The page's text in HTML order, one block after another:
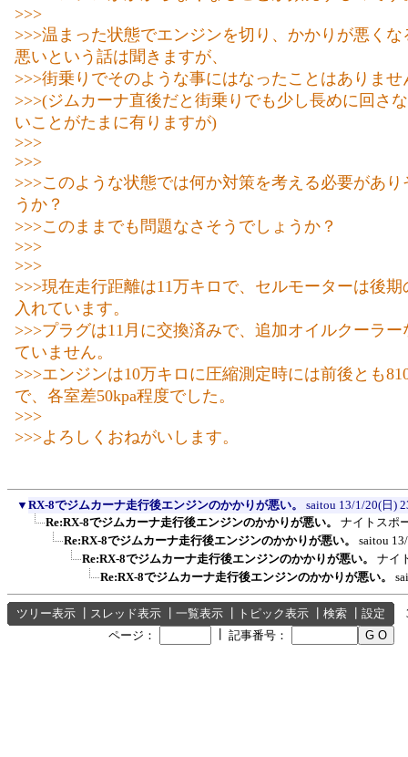
>>>
>>>温まった状態でエンジンを切り、かかりが悪くな
悪いという話は聞きますが、
>>>街乗りでそのような事にはなったことはありませ
>>>(ジムカーナ直後だと街乗りでも少し長めに回さ
いことがたまに有りますが)
>>>
>>>
>>>このような状態では何か対策を考える必要があり
うか？
>>>このままでも問題なさそうでしょうか？
>>>
>>>
>>>現在走行距離は11万キロで、セルモーターは後
入れています。
>>>プラグは11月に交換済みで、追加オイルクーラ
ていません。
>>>エンジンは10万キロに圧縮測定時には前後とも
で、各室差50kpa程度でした。
>>>
>>>よろしくおねがいします。
▼ RX-8でジムカーナ走行後エンジンのかかりが悪い。 saitou 13/1/20(日)
Re:RX-8でジムカーナ走行後エンジンのかかりが悪い。
ナイトスポ
Re:RX-8でジムカーナ走行後エンジンのかかりが悪い。
saitou
Re:RX-8でジムカーナ走行後エンジンのかかりが悪い。
ナイ
Re:RX-8でジムカーナ走行後エンジンのかかりが悪い。
ツリー表示 スレッド表示 一覧表示 トピック表示 検索 設定
ページ：
記事番号：